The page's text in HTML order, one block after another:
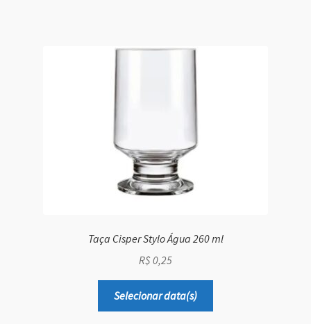
Taça Cisper Stylo Água 260 ml
R$0,25
Selecionar data(s)